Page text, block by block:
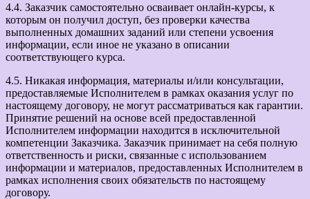
4.4. Заказчик самостоятельно осваивает онлайн-курсы, к
которым он получил доступ, без проверки качества
выполненных домашних заданий или степени усвоения
информации, если иное не указано в описании
соответствующего курса.
4.5. Никакая информация, материалы и/или консультации,
предоставляемые Исполнителем в рамках оказания услуг по
настоящему договору, не могут рассматриваться как гарантии.
Принятие решений на основе всей предоставленной
Исполнителем информации находится в исключительной
компетенции Заказчика. Заказчик принимает на себя полную
ответственность и риски, связанные с использованием
информации и материалов, предоставленных Исполнителем в
рамках исполнения своих обязательств по настоящему
договору.